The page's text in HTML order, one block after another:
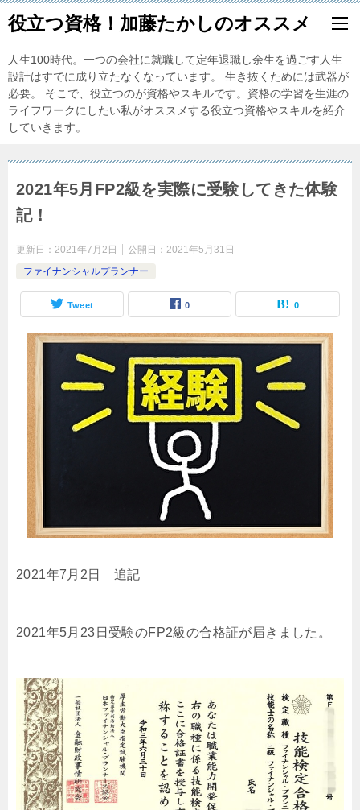
役立つ資格！加藤たかしのオススメ
人生100時代。一つの会社に就職して定年退職し余生を過ごす人生
設計はすでに成り立たなくなっています。 生き抜くためには武器が
必要。 そこで、役立つのが資格やスキルです。資格の学習を生涯の
ライフワークにしたい私がオススメする役立つ資格やスキルを紹介
していきます。
2021年5月FP2級を実際に受験してきた体験
記！
更新日： 2021年7月2日 公開日： 2021年5月31日
ファイナンシャルプランナー
Tweet 0 0
2021年7月2日 追記
2021年5月23日受験のFP2級の合格証が届きました。